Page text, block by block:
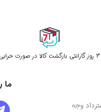
3 روز گارانتی بازگشت کالا در صورت خرابی
وجه
ما